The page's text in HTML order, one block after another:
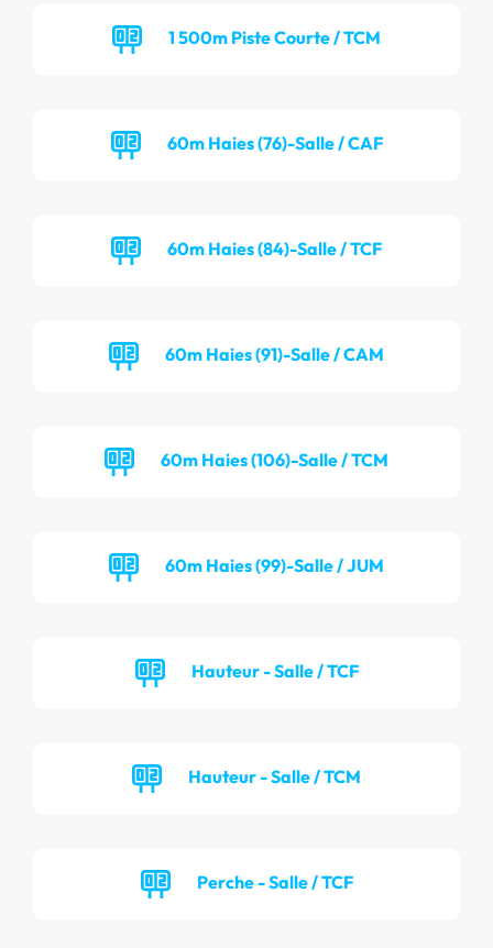
1 500m Piste Courte / TCM
60m Haies (76)-Salle / CAF
60m Haies (84)-Salle / TCF
60m Haies (91)-Salle / CAM
60m Haies (106)-Salle / TCM
60m Haies (99)-Salle / JUM
Hauteur - Salle / TCF
Hauteur - Salle / TCM
Perche - Salle / TCF